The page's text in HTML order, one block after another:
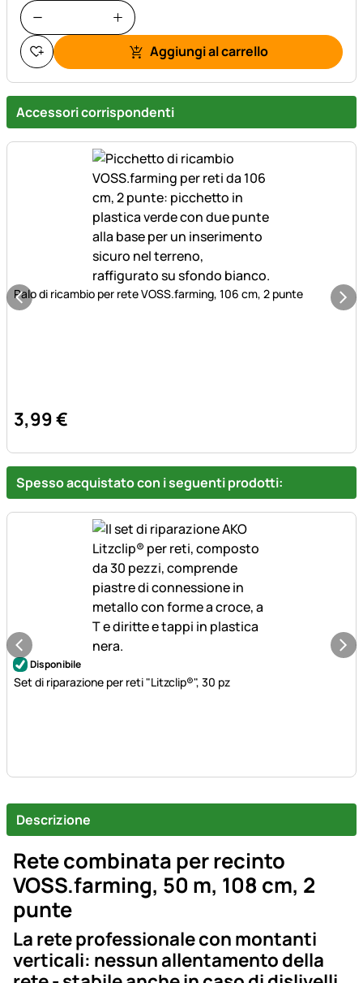
Aggiungi al carrello
Accessori corrispondenti
Palo di ricambio per rete VOSS.farming, 106 cm, 2 punte
3,99€
Spesso acquistato con i seguenti prodotti:
Disponibile
Set di riparazione per reti "Litzclip®", 30 pz
Descrizione
Rete combinata per recinto
VOSS.farming, 50 m, 108 cm, 2
punte
La rete professionale con montanti
verticali: nessun allentamento della